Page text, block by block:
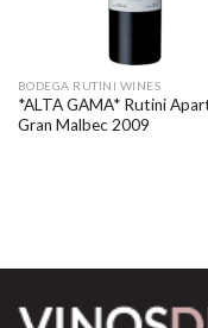
BODEGA RUTINI WINES
*ALTA GAMA* Rutini
Gran Malbec 2009